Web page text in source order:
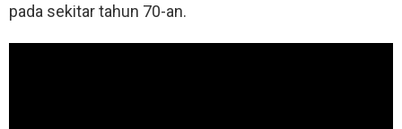
pada sekitar tahun 70-an.